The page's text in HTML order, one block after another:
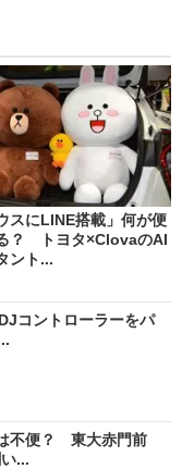
スにLINE搭載」何が便
？ トヨタ×ClovaのAI
ント...
コントローラーをパ
不便？ 東大赤門前
...